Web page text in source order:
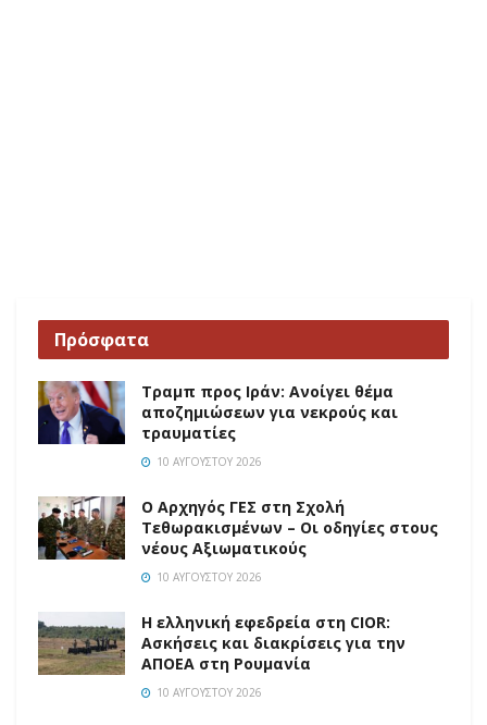
Πρόσφατα
Τραμπ προς Ιράν: Ανοίγει θέμα
αποζημιώσεων για νεκρούς και
τραυματίες
10 ΑΥΓΟΎΣΤΟΥ 2026
O Αρχηγός ΓΕΣ στη Σχολή
Τεθωρακισμένων – Οι οδηγίες στους
νέους Αξιωματικούς
10 ΑΥΓΟΎΣΤΟΥ 2026
Η ελληνική εφεδρεία στη CIOR:
Ασκήσεις και διακρίσεις για την
ΑΠΟΕΑ στη Ρουμανία
10 ΑΥΓΟΎΣΤΟΥ 2026